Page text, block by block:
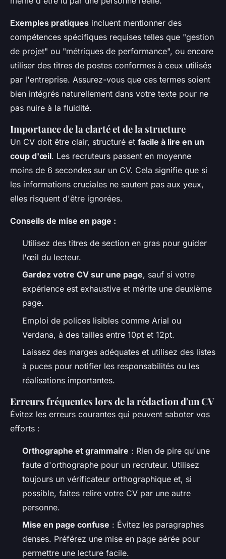
Exemples pratiques incluent mentionner des
compétences spécifiques requises telles que "gestion
de projet" ou "métriques de performance", ou encore
utiliser des titres de postes conformes à ceux utilisés
par l'entreprise. Assurez-vous que ces termes soient
bien intégrés naturellement dans votre texte pour ne
pas nuire à la fluidité.
Importance de la clarté et de la structure
Un CV doit être clair, structuré et facile à lire en un
coup d'œil. Les recruteurs passent en moyenne
moins de 6 secondes sur un CV. Cela signifie que si
les informations cruciales ne sautent pas aux yeux,
elles risquent d'être ignorées.
Conseils de mise en page :
Utilisez des titres de section en gras pour guider
l'œil du lecteur.
Gardez votre CV sur une page, sauf si votre
expérience est exhaustive et mérite une deuxième
page.
Emploi de polices lisibles comme Arial ou
Verdana, à des tailles entre 10pt et 12pt.
Laissez des marges adéquates et utilisez des listes
à puces pour notifier les responsabilités ou les
réalisations importantes.
Erreurs fréquentes lors de la rédaction d'un CV
Évitez les erreurs courantes qui peuvent saboter vos
efforts :
Orthographe et grammaire : Rien de pire qu'une
faute d'orthographe pour un recruteur. Utilisez
toujours un vérificateur orthographique et, si
possible, faites relire votre CV par une autre
personne.
Mise en page confuse : Évitez les paragraphes
denses. Préférez une mise en page aérée pour
permettre une lecture facile.